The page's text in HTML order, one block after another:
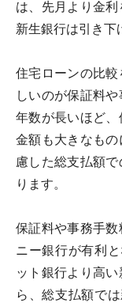
は、先月より金利
新生銀行は引き下
住宅ローンの比
しいのが保証料
年数が長いほど
金額も大きなも
慮した総支払額
ります。
保証料や事務手
ニー銀行が有利
ット銀行より高
ら、総支払額で